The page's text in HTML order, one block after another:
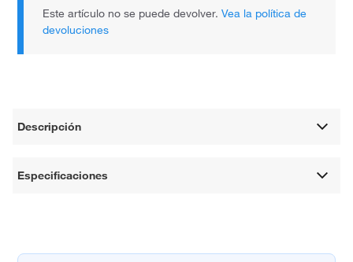
Este artículo no se puede devolver.Vea la política de
devoluciones
Descripción
Especificaciones